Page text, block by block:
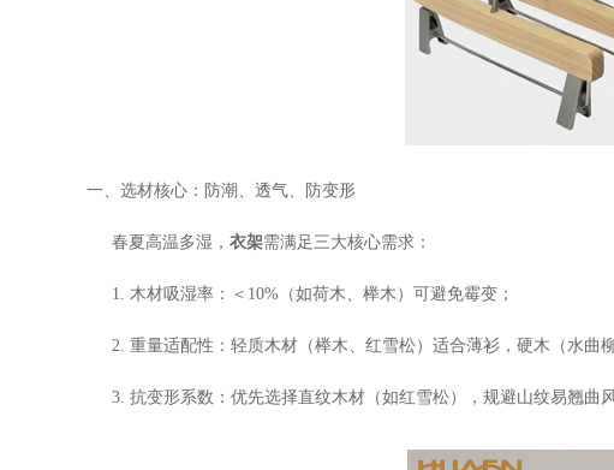
一、选材核心：防潮、透气、防变形
春夏高温多湿，衣架需满足三大核心需求：
1. 木材吸湿率：＜10%（如荷木、榉木）可避免霉变；
2. 重量适配性：轻质木材（榉木、红雪松）适合薄衫，硬木（水曲
3. 抗变形系数：优先选择直纹木材（如红雪松），规避山纹易翘曲